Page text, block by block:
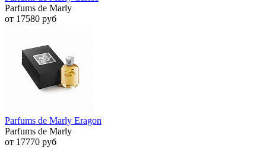
Parfums de Marly
от 17580 руб
Parfums de Marly Eragon
Parfums de Marly
от 17770 руб